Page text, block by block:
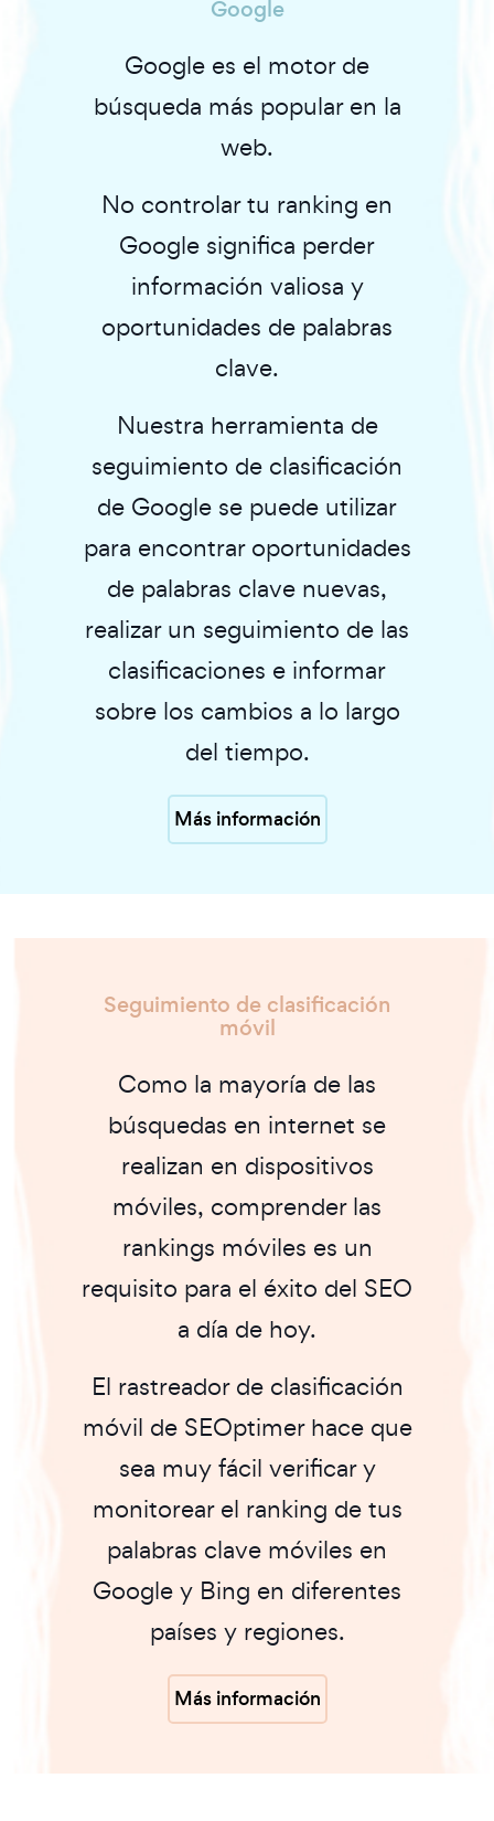
Google
Google es el motor de
búsqueda más popular en la
web.
No controlar tu ranking en
Google significa perder
información valiosa y
oportunidades de palabras
clave.
Nuestra herramienta de
seguimiento de clasificación
de Google se puede utilizar
para encontrar oportunidades
de palabras clave nuevas,
realizar un seguimiento de las
clasificaciones e informar
sobre los cambios a lo largo
del tiempo.
Más información
Seguimiento de clasificación
móvil
Como la mayoría de las
búsquedas en internet se
realizan en dispositivos
móviles, comprender las
rankings móviles es un
requisito para el éxito del SEO
a día de hoy.
El rastreador de clasificación
móvil de SEOptimer hace que
sea muy fácil verificar y
monitorear el ranking de tus
palabras clave móviles en
Google y Bing en diferentes
países y regiones.
Más información